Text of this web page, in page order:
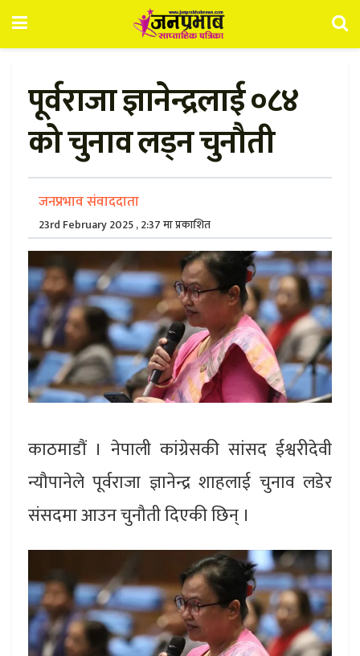
पूर्वराजा ज्ञानेन्द्रलाई ०८४
को चुनाव लड्न चुनौती
जनप्रभाव संवाददाता
23rd February 2025 , 2:37 मा प्रकाशित
काठमाडौं । नेपाली कांग्रेसकी सांसद ईश्वरीदेवी
न्यौपानेले पूर्वराजा ज्ञानेन्द्र शाहलाई चुनाव लडेर
संसदमा आउन चुनौती दिएकी छिन् ।